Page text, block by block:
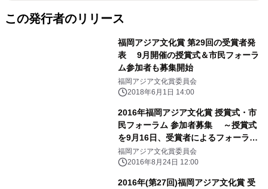
この発行者のリリース
福岡アジア文化賞 第29回の受賞者発
表 9月開催の授賞式＆市民フォーラ
ム参加者も募集開始
福岡アジア文化賞委員会
2018年6月1日 14:00
2016年福岡アジア文化賞 授賞式・市
民フォーラム 参加者募集 ～授賞式
を9月16日、受賞者によるフォーラム
を 9月17日・18日に開催～
福岡アジア文化賞委員会
2016年8月24日 12:00
2016年(第27回)福岡アジア文化賞 受